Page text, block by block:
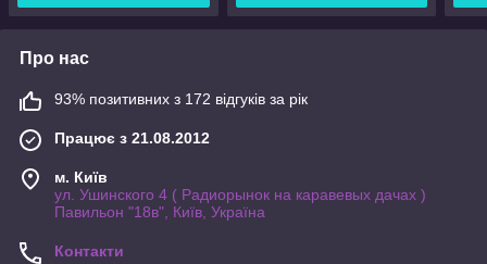
Про нас
93% позитивних з 172 відгуків за рік
Працює з 21.08.2012
м. Київ
ул. Ушинского 4 ( Радиорынок на каравевых дачах )
Павильон "18в", Київ, Україна
Контакти